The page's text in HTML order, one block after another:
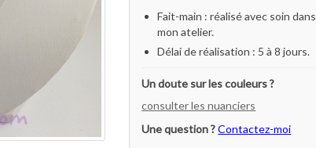
Fait-main : réalisé avec soin dans
mon atelier.
Délai de réalisation : 5 à 8 jours.
Un doute sur les couleurs ?
consulter les nuanciers
Une question ?Contactez-moi